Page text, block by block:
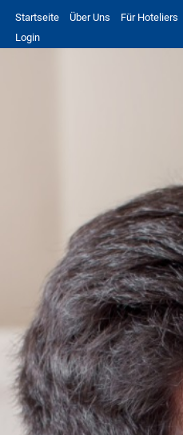
Startseite Über Uns Für Hoteliers
Login